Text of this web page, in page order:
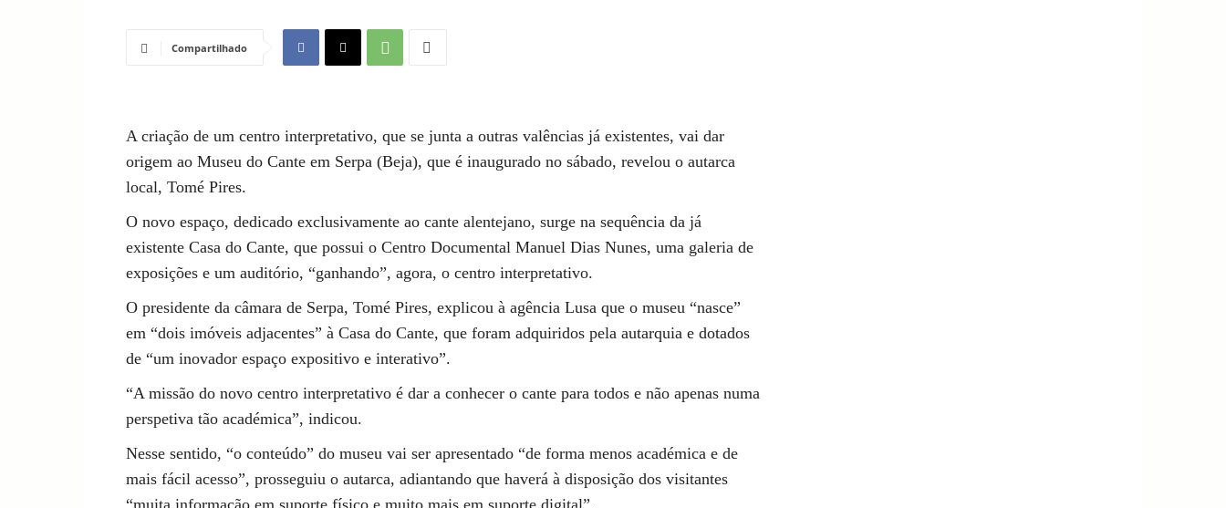
Compartilhado
A criação de um centro interpretativo, que se junta a outras valências já existentes, vai dar
origem ao Museu do Cante em Serpa (Beja), que é inaugurado no sábado, revelou o autarca
local, Tomé Pires.
O novo espaço, dedicado exclusivamente ao cante alentejano, surge na sequência da já
existente Casa do Cante, que possui o Centro Documental Manuel Dias Nunes, uma galeria de
exposições e um auditório, “ganhando”, agora, o centro interpretativo.
O presidente da câmara de Serpa, Tomé Pires, explicou à agência Lusa que o museu “nasce”
em “dois imóveis adjacentes” à Casa do Cante, que foram adquiridos pela autarquia e dotados
de “um inovador espaço expositivo e interativo”.
“A missão do novo centro interpretativo é dar a conhecer o cante para todos e não apenas numa
perspetiva tão académica”, indicou.
Nesse sentido, “o conteúdo” do museu vai ser apresentado “de forma menos académica e de
mais fácil acesso”, prosseguiu o autarca, adiantando que haverá à disposição dos visitantes
“muita informação em suporte físico e muito mais em suporte digital”.